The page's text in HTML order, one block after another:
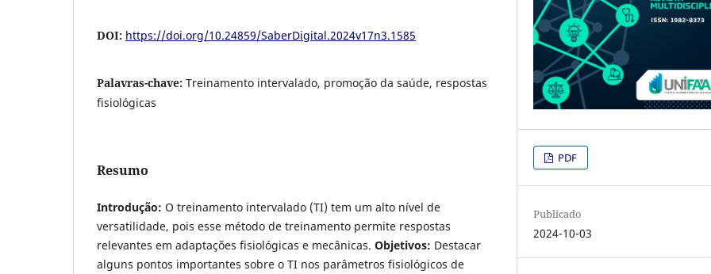
DOI: https://doi.org/10.24859/SaberDigital.2024v17n3.1585
Palavras-chave: Treinamento intervalado, promoção da saúde, respostas
fisiológicas
Resumo
Introdução: O treinamento intervalado (TI) tem um alto nível de
versatilidade, pois esse método de treinamento permite respostas
relevantes em adaptações fisiológicas e mecânicas. Objetivos: Destacar
alguns pontos importantes sobre o TI nos parâmetros fisiológicos de
PDF
Publicado
2024-10-03